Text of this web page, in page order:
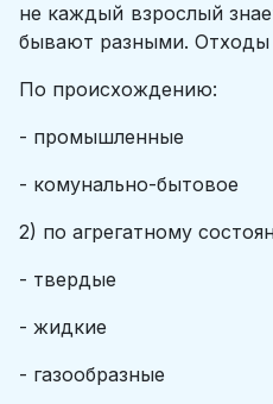
не каждый взрослый
бывают разными. Отходы
По происхождению:
- промышленные
- комунально-бытовое
2) по агрегатному
- твердые
- жидкие
- газообразные